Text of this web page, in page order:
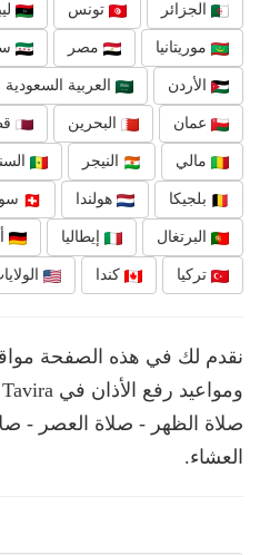
الجزائر تونس
موريتانيا مصر
الأردن العربية السعودية
عمان البحرين
مالي النيجر
بلجيكا هولندا
البرتغال إيطاليا
تركيا كندا
نقدم لك في هذه الصفحة
صلاة الظهر - صلاة العصر -
العشاء.